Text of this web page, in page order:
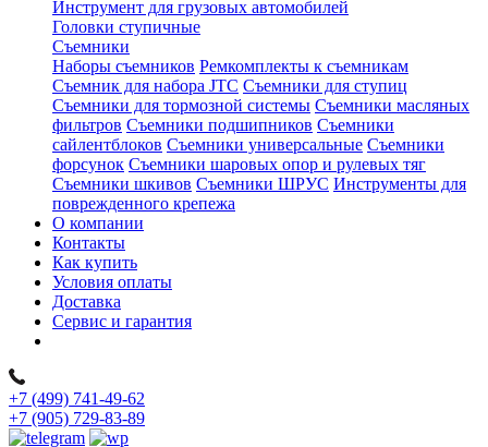
Инструмент для грузовых автомобилей
Головки ступичные
Съемники
Наборы съемников Ремкомплекты к съемникам
Съемник для набора JTC Съемники для ступиц
Съемники для тормозной системы Съемники масляных
фильтров Съемники подшипников Съемники
сайлентблоков Съемники универсальные Съемники
форсунок Съемники шаровых опор и рулевых тяг
Съемники шкивов Съемники ШРУС Инструменты для
поврежденного крепежа
О компании
Контакты
Как купить
Условия оплаты
Доставка
Сервис и гарантия
+7 (499) 741-49-62
+7 (905) 729-83-89